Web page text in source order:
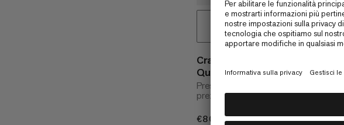
Crag Wire 10 cm Indicator 6-Pack
Quickdraws
Prestazioni elevate tutto l'anno a un
prezzo conveniente
€80 €80